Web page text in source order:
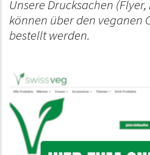
Unsere Drucksachen
können über den veganen
bestellt werden.